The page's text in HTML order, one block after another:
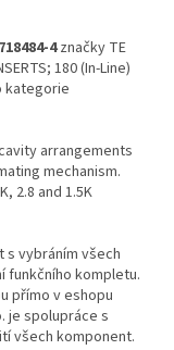
4značky TE
180 (In-Line)
kategorie
arrangements
mechanism.
2.8 and 1.5K
vybráním všech
funkčního kompletu.
přímo v eshopu
je spolupráce s
všech komponent.